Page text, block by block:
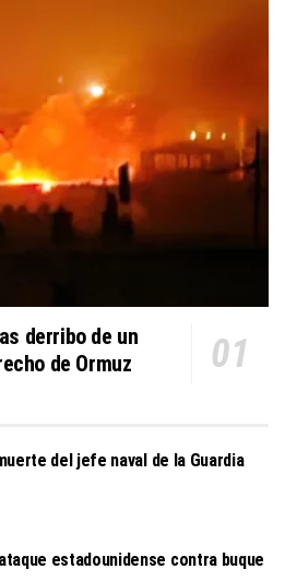
derribo de un
de Ormuz
del jefe naval de la Guardia
estadounidense contra buque